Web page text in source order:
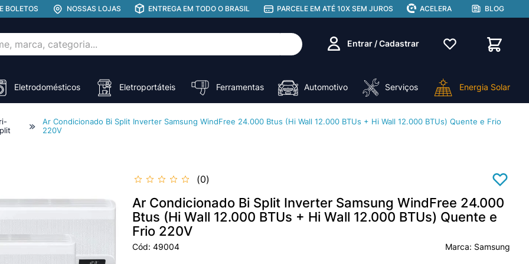
BOLETOS NOSSAS LOJAS ENTREGA EM TODO O BRASIL PARCELE EM ATÉ 10X SEM JUROS ACELERA BLOG
categoria... Entrar / Cadastrar
Eletrodomésticos Eletroportáteis Ferramentas Automotivo Serviços Energia Solar
Ar Condicionado Bi Split Inverter Samsung WindFree 24.000 Btus (Hi Wall 12.000 BTUs + Hi Wall 12.000 BTUs) Quente e Frio
220V
0
Ar Condicionado Bi Split Inverter Samsung WindFree 24.000
Btus (Hi Wall 12.000 BTUs + Hi Wall 12.000 BTUs) Quente e
Frio 220V
Cód: 49004 Samsung